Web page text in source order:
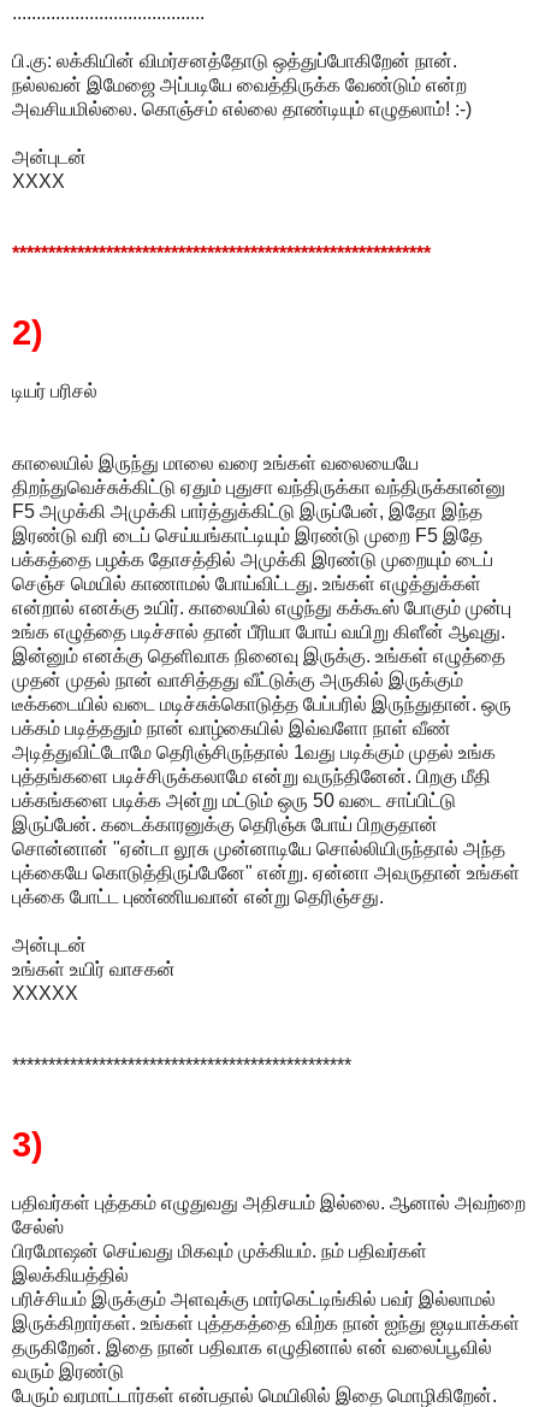
........................................
பி.கு: லக்கியின் விமர்சனத்தோடு ஒத்துப்போகிறேன் நான்.
நல்லவன் இமேஜை அப்படியே வைத்திருக்க வேண்டும் என்ற
அவசியமில்லை. கொஞ்சம் எல்லை தாண்டியும் எழுதலாம்! :-)
அன்புடன்
XXXX
**********************************************************
2)
டியர் பரிசல்
காலையில் இருந்து மாலை வரை உங்கள் வலையையே
திறந்துவெச்சுக்கிட்டு ஏதும் புதுசா வந்திருக்கா வந்திருக்கான்னு
F5 அமுக்கி அமுக்கி பார்த்துக்கிட்டு இருப்பேன், இதோ இந்த
இரண்டு வரி டைப் செய்யங்காட்டியும் இரண்டு முறை F5 இதே
பக்கத்தை பழக்க தோசத்தில் அமுக்கி இரண்டு முறையும் டைப்
செஞ்ச மெயில் காணாமல் போய்விட்டது. உங்கள் எழுத்துக்கள்
என்றால் எனக்கு உயிர். காலையில் எழுந்து கக்கூஸ் போகும் முன்பு
உங்க எழுத்தை படிச்சால் தான் பீரியா போய் வயிறு கிளீன் ஆவுது.
இன்னும் எனக்கு தெளிவாக நினைவு இருக்கு. உங்கள் எழுத்தை
முதன் முதல் நான் வாசித்தது வீட்டுக்கு அருகில் இருக்கும்
டீக்கடையில் வடை மடிச்சுக்கொடுத்த பேப்பரில் இருந்துதான். ஒரு
பக்கம் படித்ததும் நான் வாழ்கையில் இவ்வளோ நாள் வீண்
அடித்துவிட்டோமே தெரிஞ்சிருந்தால் 1வது படிக்கும் முதல் உங்க
புத்தங்களை படிச்சிருக்கலாமே என்று வருந்தினேன். பிறகு மீதி
பக்கங்களை படிக்க அன்று மட்டும் ஒரு 50 வடை சாப்பிட்டு
இருப்பேன். கடைக்காரனுக்கு தெரிஞ்சு போய் பிறகுதான்
சொன்னான் "ஏன்டா லூசு முன்னாடியே சொல்லியிருந்தால் அந்த
புக்கையே கொடுத்திருப்பேனே" என்று. ஏன்னா அவருதான் உங்கள்
புக்கை போட்ட புண்ணியவான் என்று தெரிஞ்சது.
அன்புடன்
உங்கள் உயிர் வாசகன்
XXXXX
***********************************************
3)
பதிவர்கள் புத்தகம் எழுதுவது அதிசயம் இல்லை. ஆனால் அவற்றை
சேல்ஸ்
பிரமோஷன் செய்வது மிகவும் முக்கியம். நம் பதிவர்கள்
இலக்கியத்தில்
பரிச்சியம் இருக்கும் அளவுக்கு மார்கெட்டிங்கில் பவர் இல்லாமல்
இருக்கிறார்கள். உங்கள் புத்தகத்தை விற்க நான் ஐந்து ஐடியாக்கள்
தருகிறேன். இதை நான் பதிவாக எழுதினால் என் வலைப்பூவில்
வரும் இரண்டு
பேரும் வரமாட்டார்கள் என்பதால் மெயிலில் இதை மொழிகிறேன்.